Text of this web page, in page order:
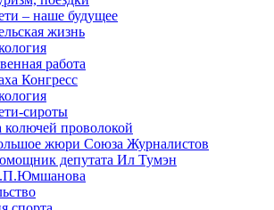
– наше будущее
жизнь
работа
Конгресс
сироты
колючей проволокой
жюри Союза Журналистов
депутата Ил Тумэн